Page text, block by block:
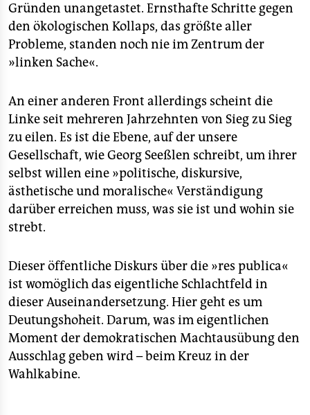
Gründen unangetastet. Ernsthafte Schritte gegen
den ökologischen Kollaps, das größte aller
Probleme, standen noch nie im Zentrum der
»linken Sache«.
An einer anderen Front allerdings scheint die
Linke seit mehreren Jahrzehnten von Sieg zu Sieg
zu eilen. Es ist die Ebene, auf der unsere
Gesellschaft, wie Georg Seeßlen schreibt, um ihrer
selbst willen eine »politische, diskursive,
ästhetische und moralische« Verständigung
darüber erreichen muss, was sie ist und wohin sie
strebt.
Dieser öffentliche Diskurs über die »res publica«
ist womöglich das eigentliche Schlachtfeld in
dieser Auseinandersetzung. Hier geht es um
Deutungshoheit. Darum, was im eigentlichen
Moment der demokratischen Machtausübung den
Ausschlag geben wird – beim Kreuz in der
Wahlkabine.